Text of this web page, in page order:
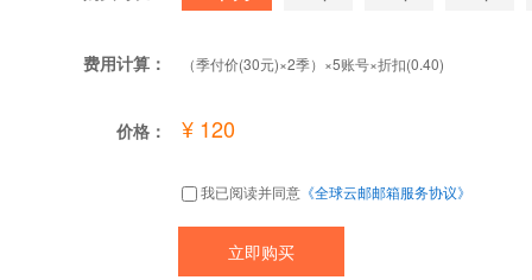
费用计算： （季付价(30元)×2季）×5账号×折扣(0.40)
价格： ¥ 120
我已阅读并同意 《全球云邮邮箱服务协议》